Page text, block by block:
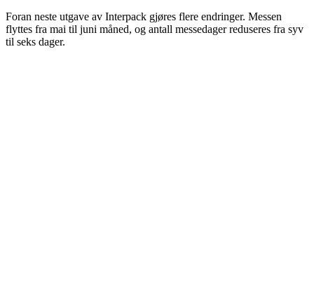
Foran neste utgave av Interpack gjøres flere endringer. Messen
flyttes fra mai til juni måned, og antall messedager reduseres fra syv
til seks dager.